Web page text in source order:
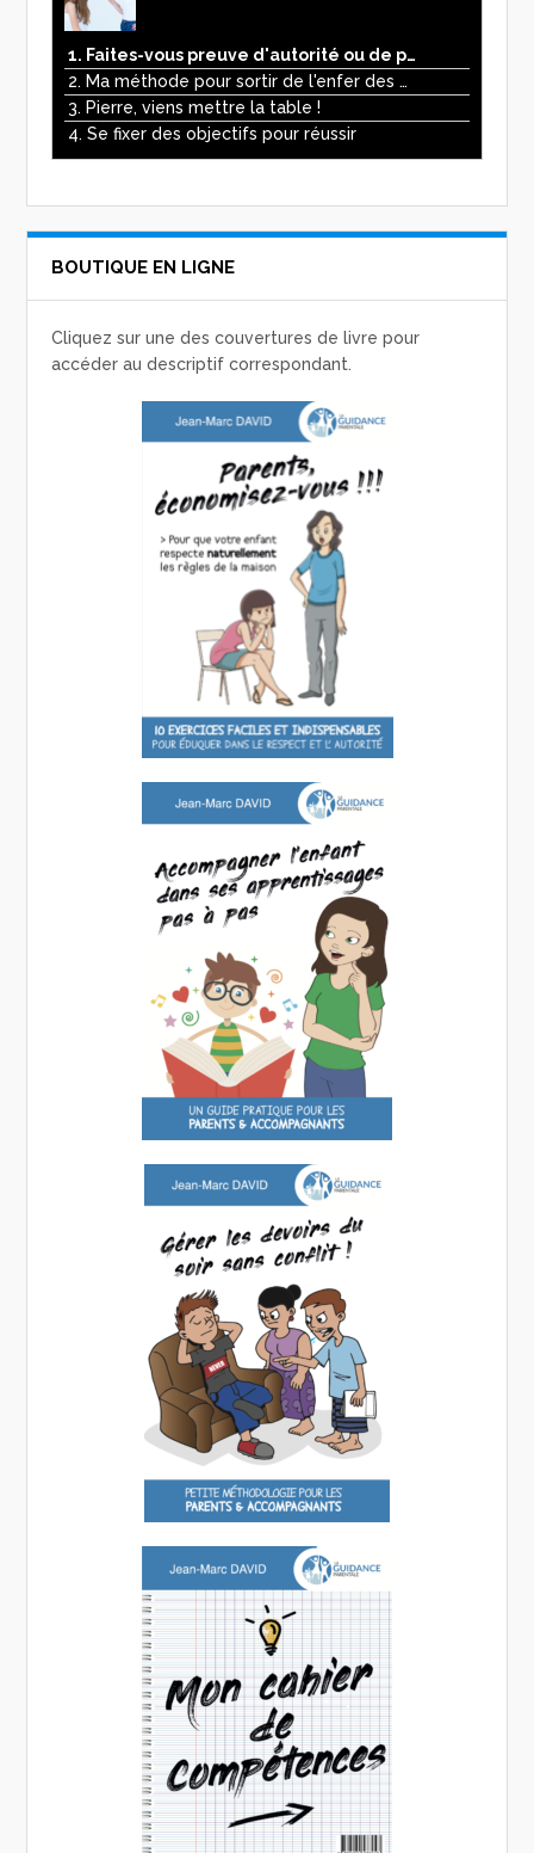
1. Faites-vous preuve d'autorité ou de pouvoir avec vos enfants ?
2. Ma méthode pour sortir de l'enfer des écrans
3. Pierre, viens mettre la table !
4. Se fixer des objectifs pour réussir
BOUTIQUE EN LIGNE
Cliquez sur une des couvertures de livre pour
accéder au descriptif correspondant.